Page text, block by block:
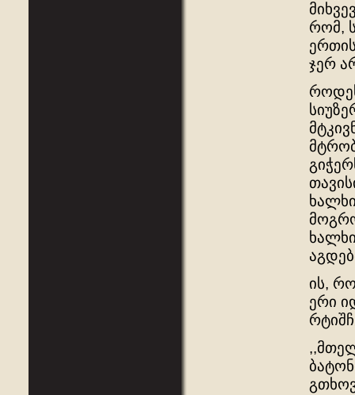
რომ,
ჯერ
ის,
ერი